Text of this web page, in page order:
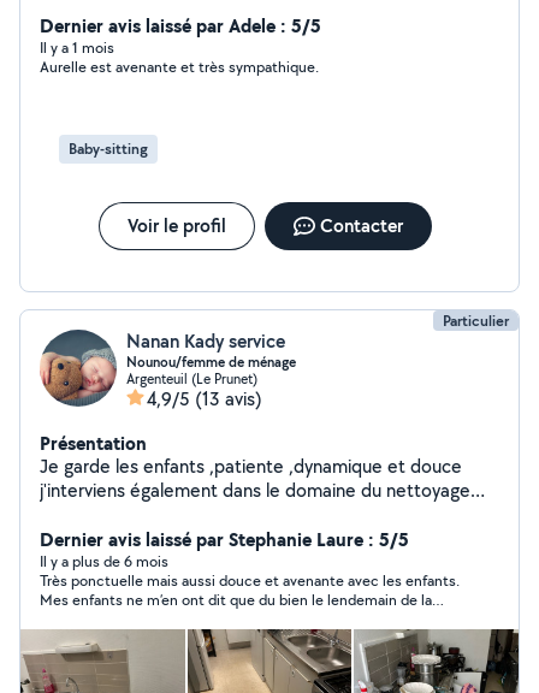
cas de besoin.
Dernier avis laissé par Adele : 5/5
Il y a 1 mois
Aurelle est avenante et très sympathique.
Baby-sitting
Voir le profil Contacter
Particulier
Nanan Kady service
Nounou/femme de ménage
Argenteuil (Le Prunet)
4,9/5 (13 avis)
Présentation
Je garde les enfants ,patiente ,dynamique et douce
j'interviens également dans le domaine du nettoyage
Dernier avis laissé par Stephanie Laure : 5/5
Il y a plus de 6 mois
Très ponctuelle mais aussi douce et avenante avec les enfants.
Mes enfants ne m’en ont dit que du bien le lendemain de la